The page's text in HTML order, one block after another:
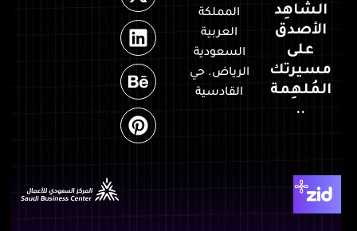
الشاهِد
الأصدق
على
مسيرتك
المُلهِمة
..
المملكة
العربية
السعودية
الرياض. حي
القادسية